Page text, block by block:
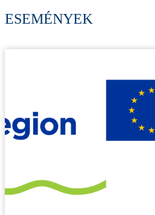
ESEMÉNYEK